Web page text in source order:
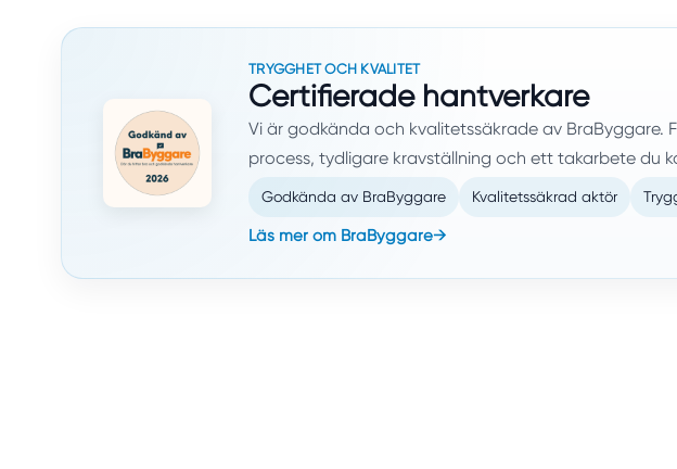
TRYGGHET OCH KVALITET
Certifierade hantverkare
Vi är godkända och kvalitetssäkrade av BraByggare.
process, tydligare kravställning och ett takarbete du
Godkända av BraByggare Kvalitetssäkrad aktör
Läs mer om BraByggare→